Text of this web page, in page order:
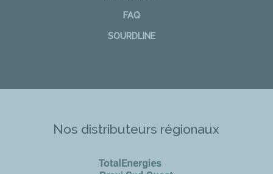
FAQ
SOURDLINE
Nos distributeurs régionaux